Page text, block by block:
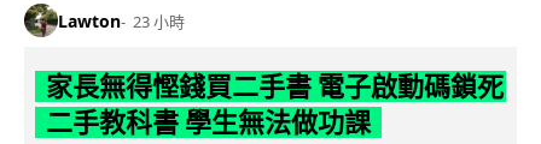
Lawton 23 小時
家長無得慳錢買二手書 電子啟動碼鎖死
二手教科書 學生無法做功課